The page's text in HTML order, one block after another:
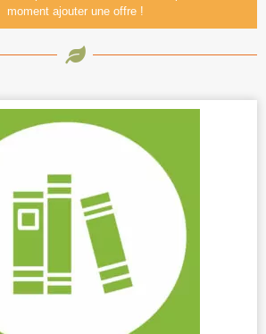
moment ajouter une offre !